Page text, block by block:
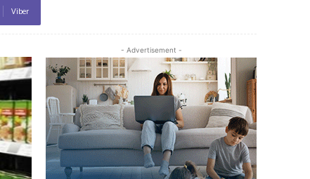
Viber
- Advertisement -